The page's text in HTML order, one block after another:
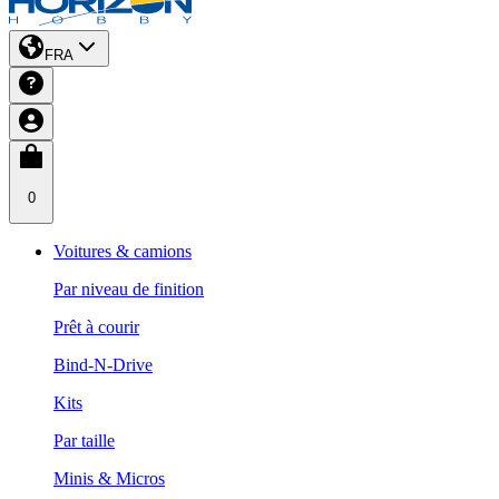
FRA
0
Voitures & camions
Par niveau de finition
Prêt à courir
Bind-N-Drive
Kits
Par taille
Minis & Micros